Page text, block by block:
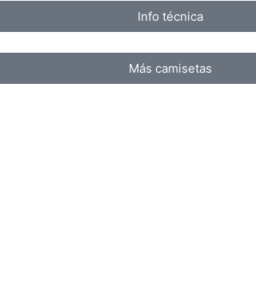
Info técnica
Más camisetas